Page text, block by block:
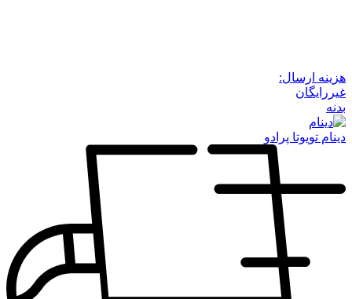
هزینه ارسال:
غیررایگان
بدنه
دینام تویوتا پرادو